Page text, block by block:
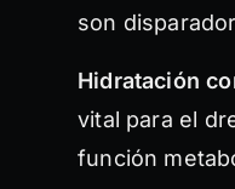
son
Hidratación
vital para el
función